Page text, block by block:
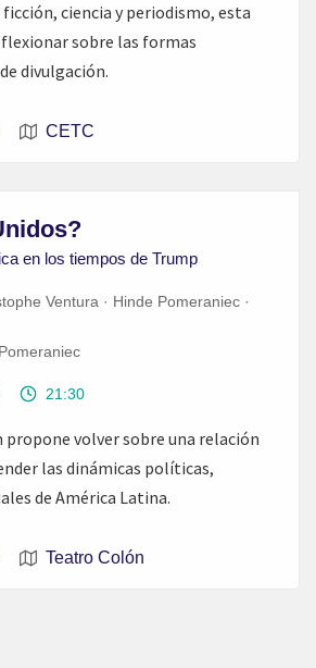
ciencia y periodismo, esta
sobre las formas
divulgación.
CETC
en los tiempos de Trump
Ventura · Hinde Pomeraniec ·
21:30
propone volver sobre una relación
las dinámicas políticas,
de América Latina.
Teatro Colón